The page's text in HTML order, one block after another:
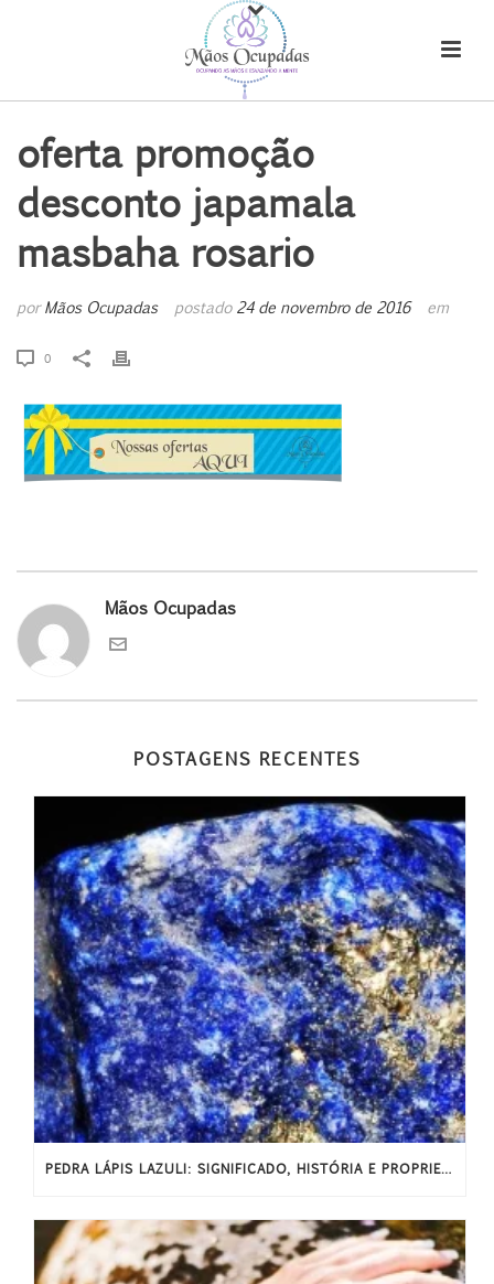
oferta promoção
desconto japamala
masbaha rosario
porMãos Ocupadas postado 24 de novembro de 2016 em
0
Mãos Ocupadas
POSTAGENS RECENTES
PEDRA LÁPIS LAZULI: SIGNIFICADO, HISTÓRIA E PROPRIEDADES ENERGÉTICAS